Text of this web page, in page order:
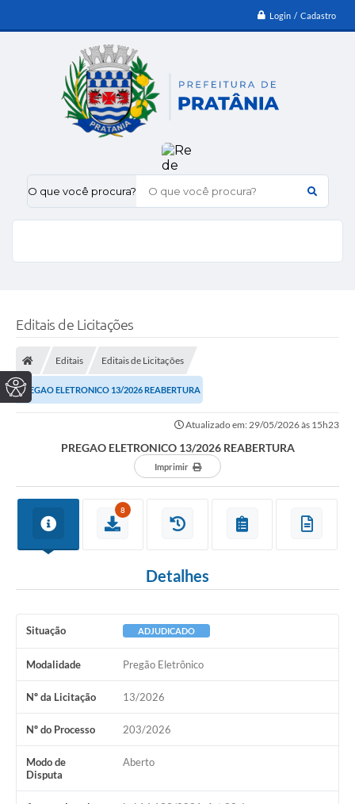
Login / Cadastro
O que você procura?
Editais de Licitações
Editais Editais de Licitações
PREGAO ELETRONICO 13/2026 REABERTURA
Atualizado em: 29/05/2026 às 15h23
PREGAO ELETRONICO 13/2026 REABERTURA
Imprimir
8
Detalhes
Situação ADJUDICADO
Modalidade Pregão Eletrônico
Nº da Licitação 13/2026
Nº do Processo 203/2026
Modo de
Disputa
Aberto